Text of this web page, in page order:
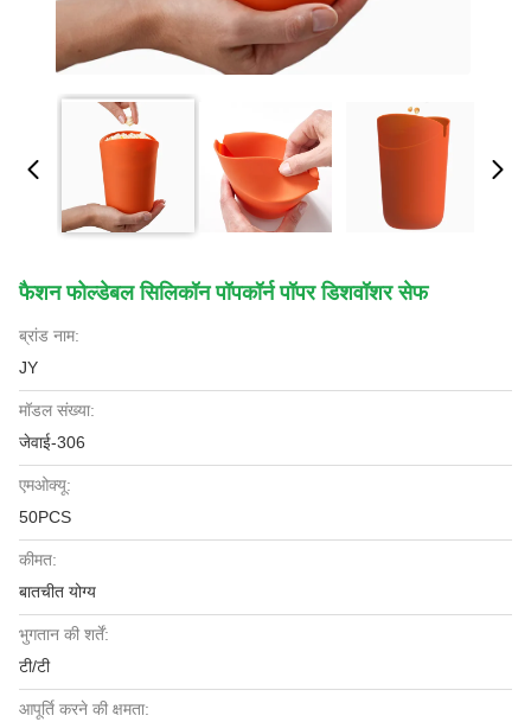
फैशन फोल्डेबल सिलिकॉन पॉपकॉर्न पॉपर डिशवॉशर सेफ
ब्रांड नाम:
JY
मॉडल संख्या:
जेवाई-306
एमओक्यू:
50PCS
कीमत:
बातचीत योग्य
भुगतान की शर्तें:
टी/टी
आपूर्ति करने की क्षमता: